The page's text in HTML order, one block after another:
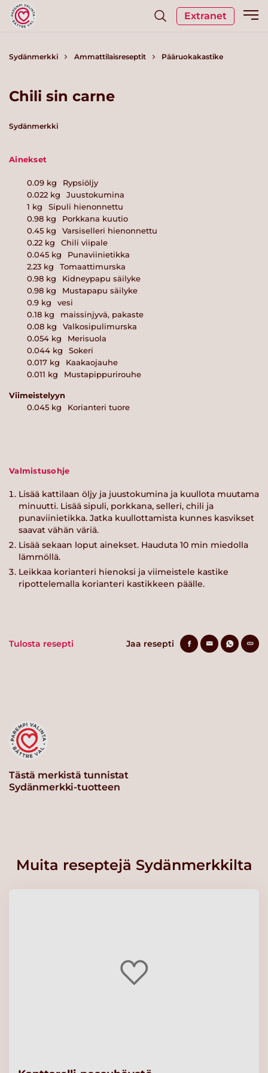
Extranet
Sydänmerkki Ammattilaisreseptit Pääruokakastike
Chili sin carne
Sydänmerkki
Ainekset
0.09 kg
Rypsiöljy
0.022 kg
Juustokumina
1 kg
Sipuli hienonnettu
0.98 kg
Porkkana kuutio
0.45 kg
Varsiselleri hienonnettu
0.22 kg
Chili viipale
0.045 kg
Punaviinietikka
2.23 kg
Tomaattimurska
0.98 kg
Kidneypapu säilyke
0.98 kg
Mustapapu säilyke
0.9 kg
vesi
0.18 kg
maissinjyvä, pakaste
0.08 kg
Valkosipulimurska
0.054 kg
Merisuola
0.044 kg
Sokeri
0.017 kg
Kaakaojauhe
0.011 kg Mustapippurirouhe
Viimeistelyyn
0.045 kg Korianteri tuore
Valmistusohje
Lisää kattilaan öljy ja juustokumina ja kuullota muutama
minuutti. Lisää sipuli, porkkana, selleri, chili ja
punaviinietikka. Jatka kuullottamista kunnes kasvikset
saavat vähän väriä.
Lisää sekaan loput ainekset. Hauduta 10 min miedolla
lämmöllä.
Leikkaa korianteri hienoksi ja viimeistele kastike
ripottelemalla korianteri kastikkeen päälle.
Tulosta resepti Jaa resepti
Tästä merkistä tunnistat
Sydänmerkki-tuotteen
Muita reseptejä Sydänmerkkilta